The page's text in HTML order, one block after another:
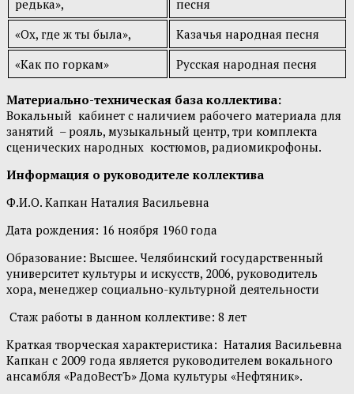
редька»,
песня
«Ох, где ж ты была»,
Казачья народная песня
«Как по горкам»
Русская народная песня
Материально-техническая база коллектива:
Вокальный кабинет с наличием рабочего материала для
занятий – рояль, музыкальный центр, три комплекта
сценических народных костюмов, радиомикрофоны.
Информация о руководителе коллектива
Ф.И.О. Капкан Наталия Васильевна
Дата рождения: 16 ноября 1960 года
Образование: Высшее. Челябинский государственный
университет культуры и искусств, 2006, руководитель
хора, менеджер социально-культурной деятельности
Стаж работы в данном коллективе: 8 лет
Краткая творческая характеристика: Наталия Васильевна
Капкан с 2009 года является руководителем вокального
ансамбля «РадоВестЪ» Дома культуры «Нефтяник».